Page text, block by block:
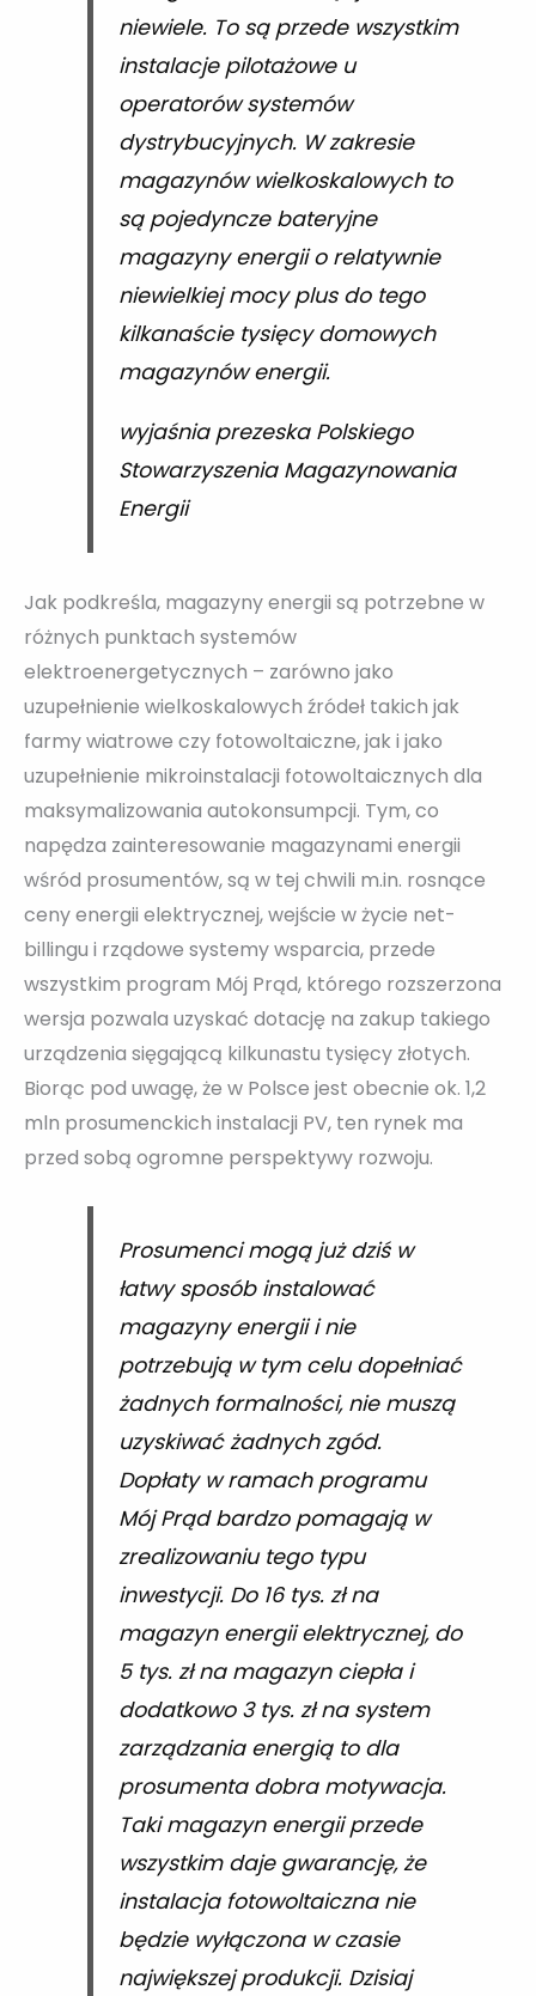
niewiele. To są przede wszystkim
instalacje pilotażowe u
operatorów systemów
dystrybucyjnych. W zakresie
magazynów wielkoskalowych to
są pojedyncze bateryjne
magazyny energii o relatywnie
niewielkiej mocy plus do tego
kilkanaście tysięcy domowych
magazynów energii.
wyjaśnia prezeska Polskiego
Stowarzyszenia Magazynowania
Energii
Jak podkreśla, magazyny energii są potrzebne w
różnych punktach systemów
elektroenergetycznych – zarówno jako
uzupełnienie wielkoskalowych źródeł takich jak
farmy wiatrowe czy fotowoltaiczne, jak i jako
uzupełnienie mikroinstalacji fotowoltaicznych dla
maksymalizowania autokonsumpcji. Tym, co
napędza zainteresowanie magazynami energii
wśród prosumentów, są w tej chwili m.in. rosnące
ceny energii elektrycznej, wejście w życie net-
billingu i rządowe systemy wsparcia, przede
wszystkim program Mój Prąd, którego rozszerzona
wersja pozwala uzyskać dotację na zakup takiego
urządzenia sięgającą kilkunastu tysięcy złotych.
Biorąc pod uwagę, że w Polsce jest obecnie ok. 1,2
mln prosumenckich instalacji PV, ten rynek ma
przed sobą ogromne perspektywy rozwoju.
Prosumenci mogą już dziś w
łatwy sposób instalować
magazyny energii i nie
potrzebują w tym celu dopełniać
żadnych formalności, nie muszą
uzyskiwać żadnych zgód.
Dopłaty w ramach programu
Mój Prąd bardzo pomagają w
zrealizowaniu tego typu
inwestycji. Do 16 tys. zł na
magazyn energii elektrycznej, do
5 tys. zł na magazyn ciepła i
dodatkowo 3 tys. zł na system
zarządzania energią to dla
prosumenta dobra motywacja.
Taki magazyn energii przede
wszystkim daje gwarancję, że
instalacja fotowoltaiczna nie
będzie wyłączona w czasie
największej produkcji. Dzisiaj